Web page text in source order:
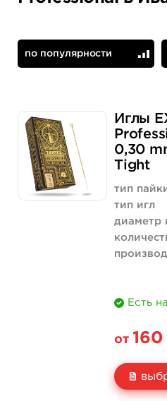
по популярности
Иглы
0,30
Tight
тип
тип игл
диаметр
Есть
от 160